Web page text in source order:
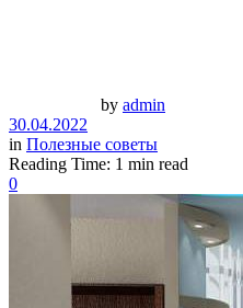
by admin
30.04.2022
in Полезные советы
Reading Time: 1 min read
0